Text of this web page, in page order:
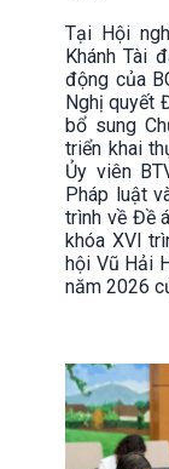
Tại Hội
Khánh Tài
động của
Nghị quyết
bổ sung
triển khai
Ủy viên
Pháp luật
trình về Đề
khóa XVI
hội Vũ Hải
năm 2026